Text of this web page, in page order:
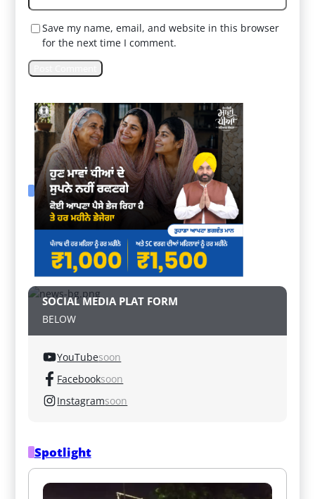
Save my name, email, and website in this browser
for the next time I comment.
SOCIAL MEDIA PLAT FORM
BELOW
YouTubesoon
Facebooksoon
Instagramsoon
Spotlight